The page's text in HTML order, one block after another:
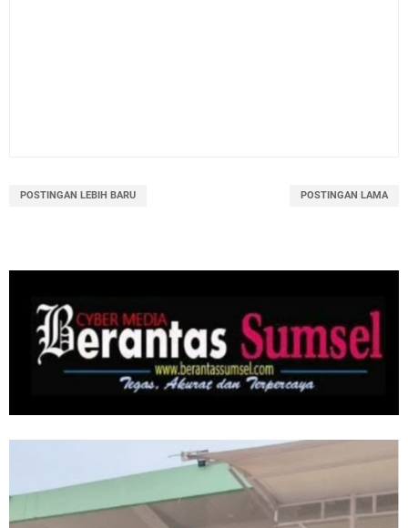
POSTINGAN LEBIH BARU POSTINGAN LAMA